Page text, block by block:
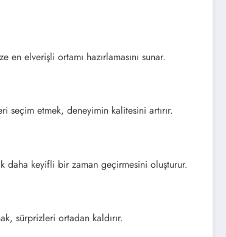
en elverişli ortamı hazırlamasını sunar.
seçim etmek, deneyimin kalitesini artırır.
daha keyifli bir zaman geçirmesini oluşturur.
sürprizleri ortadan kaldırır.